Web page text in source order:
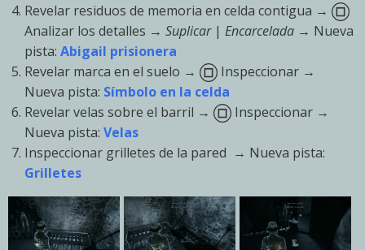
Revelar residuos de memoria en celda contigua →
Analizar los detalles → Suplicar| Encarcelada → Nueva
pista: Abigail prisionera
Revelar marca en el suelo →
Inspeccionar →
Nueva pista: Símbolo en la celda
Revelar velas sobre el barril →
Inspeccionar →
Nueva pista: Velas
Inspeccionar grilletes de la pared → Nueva pista:
Grilletes